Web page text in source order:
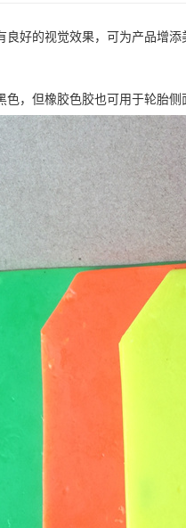
良好的视觉效果，可为产品增
，但橡胶色胶也可用于轮胎